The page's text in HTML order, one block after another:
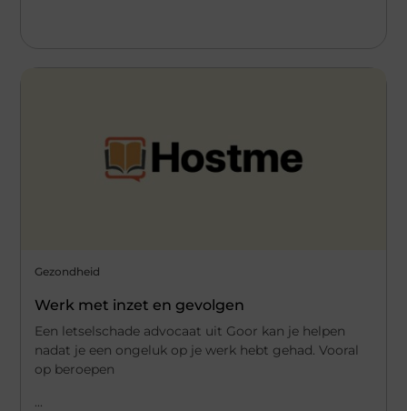
Gezondheid
Werk met inzet en gevolgen
Een letselschade advocaat uit Goor kan je helpen
nadat je een ongeluk op je werk hebt gehad. Vooral
op beroepen
...